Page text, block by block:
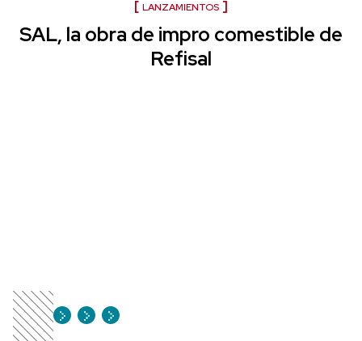
LANZAMIENTOS
SAL, la obra de impro comestible de
Refisal